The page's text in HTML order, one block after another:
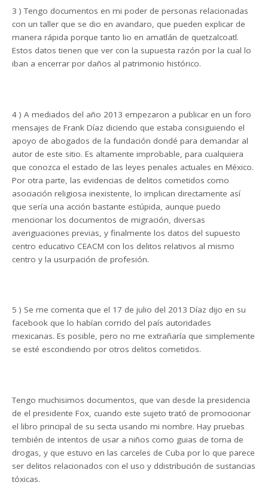
3 ) Tengo documentos en mi poder de personas relacionadas
con un taller que se dio en avandaro, que pueden explicar de
manera rápida porque tanto lio en amatlán de quetzalcoatl.
Estos datos tienen que ver con la supuesta razón por la cual lo
iban a encerrar por daños al patrimonio histórico.
4 ) A mediados del año 2013 empezaron a publicar en un foro
mensajes de Frank Díaz diciendo que estaba consiguiendo el
apoyo de abogados de la fundación dondé para demandar al
autor de este sitio. Es altamente improbable, para cualquiera
que conozca el estado de las leyes penales actuales en México.
Por otra parte, las evidencias de delitos cometidos como
asociación religiosa inexistente, lo implican directamente así
que sería una acción bastante estúpida, aunque puedo
mencionar los documentos de migración, diversas
averiguaciones previas, y finalmente los datos del supuesto
centro educativo CEACM con los delitos relativos al mismo
centro y la usurpación de profesión.
5 ) Se me comenta que el 17 de julio del 2013 Díaz dijo en su
facebook que lo habían corrido del país autoridades
mexicanas. Es posible, pero no me extrañaría que simplemente
se esté escondiendo por otros delitos cometidos.
Tengo muchisimos documentos, que van desde la presidencia
de el presidente Fox, cuando este sujeto trató de promocionar
el libro principal de su secta usando mi nombre. Hay pruebas
tembién de intentos de usar a niños como guias de toma de
drogas, y que estuvo en las carceles de Cuba por lo que parece
ser delitos relacionados con el uso y ddistribución de sustancias
tóxicas.